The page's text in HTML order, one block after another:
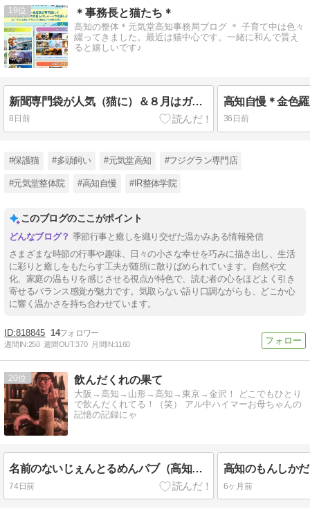
19 ＊事務長と猫たち＊
高知の整体＊元気堂高知事務局ブログ ＊ 子育て中は色々
綴ってきました。最近は猫中心です。一緒に和んで貰え
ると嬉しいです♪
新聞専門袋が人気（猫に）＆８月はガラポンほか企画色々♪
8日前 36日前
#保護猫 #多頭飼い #元気堂高知 #フジグラン専門店
#元気堂整体院 #高知自慢 #IR整体学院
このブログのここがポイント
季節行事と癒しを織り交ぜた温かみある情報発信
さまざまな時節の行事や趣味、日々の小さな幸せを巧みに描き出し、生活
に彩りと癒しをもたらす工夫が随所に散りばめられています。自然や文
化、家庭の温もりを感じさせる視点が特色で、読む者の心をほどよく引き
寄せるバランス感覚が魅力です。気取らない語り口調ながらも、どこか心
に響く温かさを持ち合わせています。
818845 14
週間IN:250 週間OUT:370 月間IN:1160
20 飲んだくれの果て
大阪→高知→山形→高知→東京→金沢！ どこでもひとり
で飲んだくれてる！（笑） アル中ハイマーお母ちゃんの
記憶の記録にゃ
名前のないじぇんとるめんパブ（高知・柳町）辿り着けばそこに善き酒・肴・店主あり！
74日前 6ヶ月前